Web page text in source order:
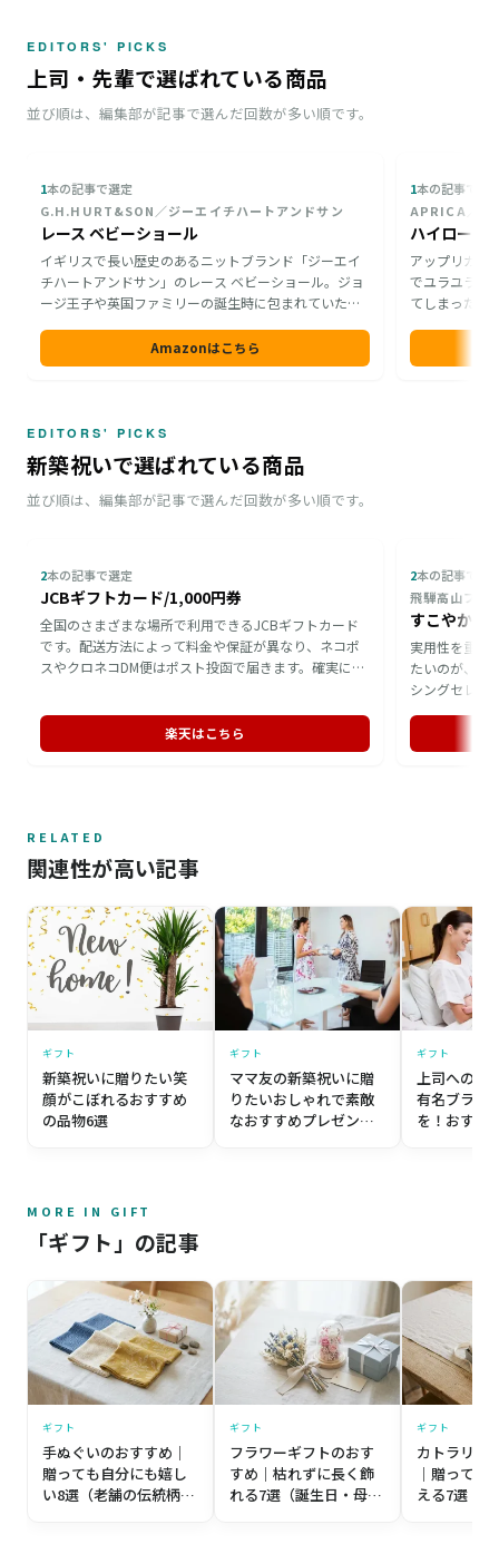
EDITORS' PICKS
上司・先輩で選ばれている商品
並び順は、編集部が記事で選んだ回数が多い順です。
1本の記事で選定
G.H.HURT&SON／ジーエイチハートアンドサン
レース ベビーショール
イギリスで長い歴史のあるニットブランド「ジーエイ
チハートアンドサン」のレース ベビーショール。ジョ
ージ王子や英国ファミリーの誕生時に包まれていたこ
冬は防寒対策と1年中使えます。上品で見るからに柔ら
かそうなおくるみは、上司への贈り物にもきっと感動
Amazonはこちら
1本の記事で選
APRICA／ア
ハイローラ
アップリカの
でユラユラと
てしまったと
お金を出し合
EDITORS' PICKS
新築祝いで選ばれている商品
並び順は、編集部が記事で選んだ回数が多い順です。
2本の記事で選定
JCBギフトカード/1,000円券
全国のさまざまな場所で利用できるJCBギフトカード
です。配送方法によって料金や保証が異なり、ネコポ
スやクロネコDM便はポスト投函で届きます。確実に相
いるため、急ぎの贈り物にも向いています。
楽天はこちら
2本の記事で選
飛騨高山ファ
すこやかド
実用性を重視
たいのが、飛
シングセレク
種類を詰め合
RELATED
関連性が高い記事
ギフト
新築祝いに贈りたい笑
顔がこぼれるおすすめ
の品物6選
ギフト
ママ友の新築祝いに贈
りたいおしゃれで素敵
なおすすめプレゼント7
ギフト
上司への出
有名ブラン
を！おすす
MORE IN GIFT
「ギフト」の記事
ギフト
手ぬぐいのおすすめ｜
贈っても自分にも嬉し
い8選（老舗の伝統柄か
ギフト
フラワーギフトのおす
すめ｜枯れずに長く飾
れる7選（誕生日・母の
ギフト
カトラリー
｜贈っても
える7選（